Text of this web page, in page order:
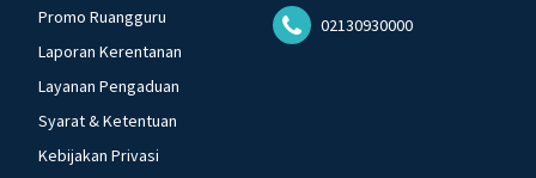
Promo Ruangguru
Laporan Kerentanan
Layanan Pengaduan
Syarat & Ketentuan
Kebijakan Privasi
02130930000